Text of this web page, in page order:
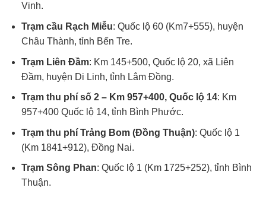
Vinh.
Trạm cầu Rạch Miễu: Quốc lộ 60 (Km7+555), huyện
Châu Thành, tỉnh Bến Tre.
Trạm Liên Đầm: Km 145+500, Quốc lộ 20, xã Liên
Đầm, huyện Di Linh, tỉnh Lâm Đồng.
Trạm thu phí số 2 – Km 957+400, Quốc lộ 14: Km
957+400 Quốc lộ 14, tỉnh Bình Phước.
Trạm thu phí Trảng Bom(Đồng Thuận): Quốc lộ 1
(Km 1841+912), Đồng Nai.
Trạm Sông Phan: Quốc lộ 1 (Km 1725+252), tỉnh Bình
Thuận.